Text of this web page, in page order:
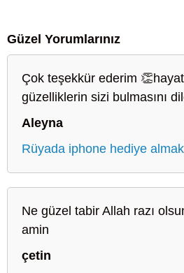
Güzel Yorumlarınız
Çok teşekkür ederim
güzelliklerin sizi bulmasını
Aleyna
Rüyada iphone hediye almak
Ne güzel tabir Allah razı
amin
çetin